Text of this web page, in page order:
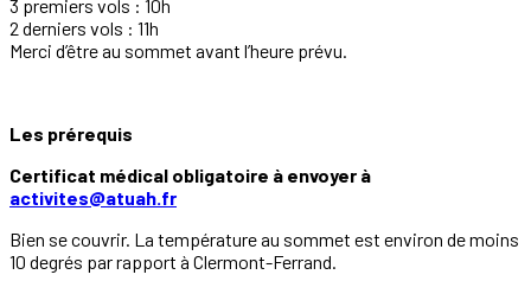
3 premiers vols : 10h
2 derniers vols : 11h
Merci d’être au sommet avant l’heure prévu.
Les prérequis
Certificat médical obligatoire à envoyer à
activites@atuah.fr
Bien se couvrir. La température au sommet est environ de moins
10 degrés par rapport à Clermont-Ferrand.